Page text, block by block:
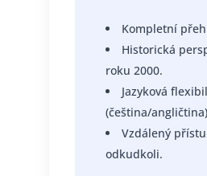
Kompletní
Historická
roku 2000.
Jazyková
(čeština/
Vzdálený
odkudkoli.